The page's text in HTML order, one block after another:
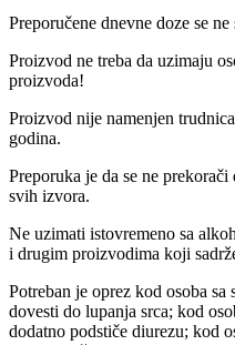
Preporučene dnevne doze se
Proizvod ne treba da uzimaju
proizvoda!
Proizvod nije namenjen
godina.
Preporuka je da se ne
svih izvora.
Ne uzimati istovremeno sa
i drugim proizvodima koji
Potreban je oprez kod osoba
dovesti do lupanja srca; kod
dodatno podstiče diurezu; kod